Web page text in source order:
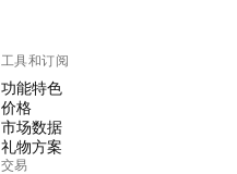
工具和订阅
功能特色
价格
市场数据
礼物方案
交易